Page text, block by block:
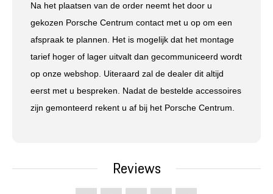
Na het plaatsen van de order neemt het door u
gekozen Porsche Centrum contact met u op om een
afspraak te plannen. Het is mogelijk dat het montage
tarief hoger of lager uitvalt dan gecommuniceerd wordt
op onze webshop. Uiteraard zal de dealer dit altijd
eerst met u bespreken. Nadat de bestelde accessoires
zijn gemonteerd rekent u af bij het Porsche Centrum.
Reviews